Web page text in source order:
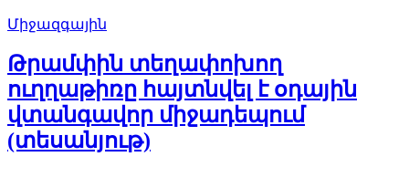
Միջազգային
Թրամփին տեղափոխող
ուղղաթիռը հայտնվել է օդային
վտանգավոր միջադեպում
(տեսանյութ)